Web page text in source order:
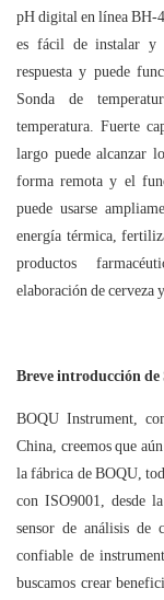
pH digital en línea BH-
es fácil de instalar y
respuesta y puede
Sonda de
temperatura. Fuerte
largo puede alcanzar
forma remota y el
puede usarse
energía térmica,
productos
elaboración de cerveza
Breve introducción
BOQU Instrument,
China, creemos que
la fábrica de BOQU,
con ISO9001, desde
sensor de análisis de
confiable de
buscamos crear